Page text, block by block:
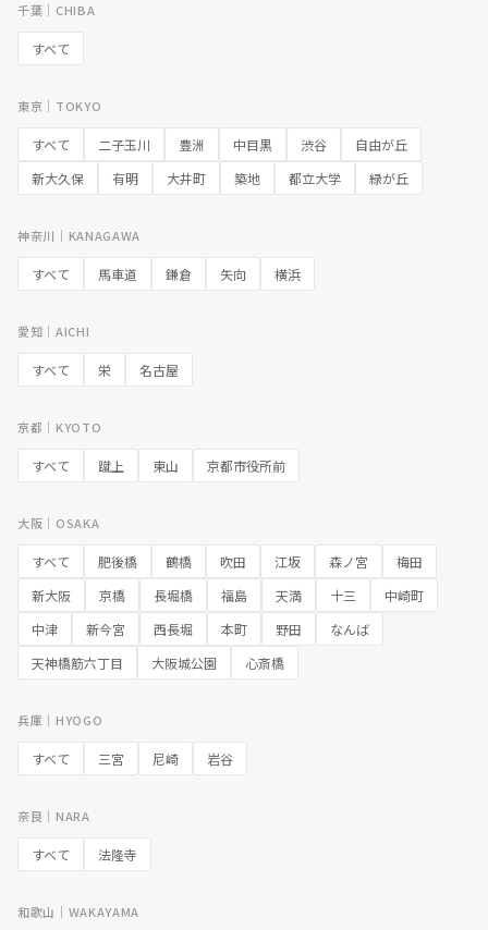
千葉｜CHIBA
すべて
東京｜TOKYO
すべて 二子玉川 豊洲 中目黒 渋谷
自由が丘
新大久保
有明 大井町 築地 都立大学 緑が丘
神奈川｜KANAGAWA
すべて 馬車道 鎌倉 矢向 横浜
愛知｜AICHI
すべて 栄 名古屋
京都｜KYOTO
すべて 蹴上 東山 京都市役所前
大阪｜OSAKA
すべて 肥後橋 鶴橋 吹田 江坂 森ノ宮
梅田
新大阪
京橋 長堀橋 福島 天満 十三
中崎町
中津
新今宮 西長堀 本町 野田
なんば
天神橋筋六丁目
大阪城公園 心斎橋
兵庫｜HYOGO
すべて 三宮 尼崎 岩谷
奈良｜NARA
すべて 法隆寺
和歌山｜WAKAYAMA